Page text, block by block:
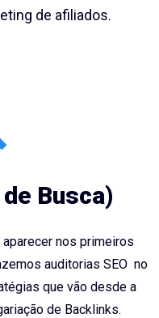
de afiliados.
Busca)
nos primeiros
auditorias SEO no
que vão desde a
de Backlinks.